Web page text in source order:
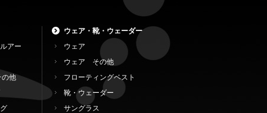
アー
の他
ウェア・靴・ウェーダー
ウェア
ウェア その他
フローティングベスト
靴・ウェーダー
サングラス